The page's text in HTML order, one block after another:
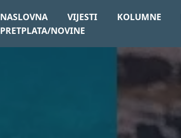
NASLOVNA VIJESTI KOLUMNE
PRETPLATA/NOVINE